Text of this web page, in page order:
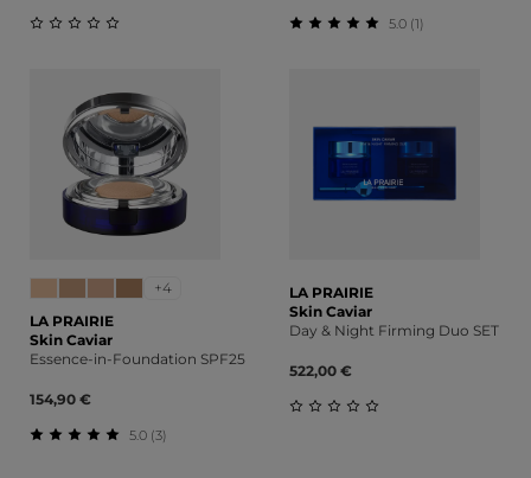
5.0 (1)
+4
LA PRAIRIE
Skin Caviar
Essence-in-Foundation SPF25
154,90 €
5.0 (3)
LA PRAIRIE
Skin Caviar
Day & Night Firming Duo SET
522,00 €